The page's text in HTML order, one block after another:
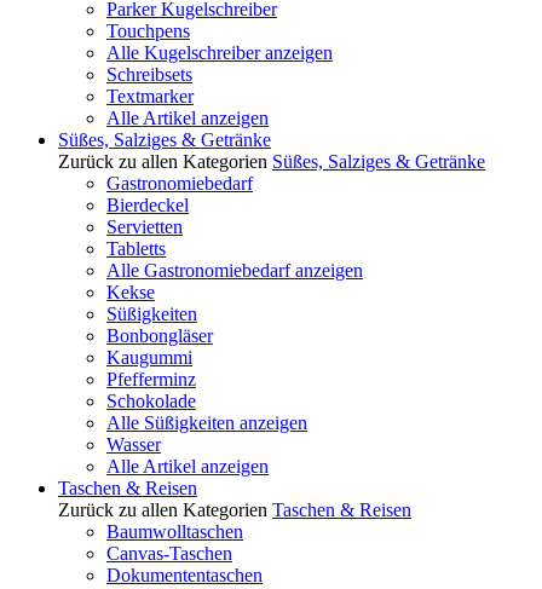
Parker Kugelschreiber
Touchpens
Alle Kugelschreiber anzeigen
Schreibsets
Textmarker
Alle Artikel anzeigen
Süßes, Salziges & Getränke
Zurück zu allen Kategorien Süßes, Salziges & Getränke
Gastronomiebedarf
Bierdeckel
Servietten
Tabletts
Alle Gastronomiebedarf anzeigen
Kekse
Süßigkeiten
Bonbongläser
Kaugummi
Pfefferminz
Schokolade
Alle Süßigkeiten anzeigen
Wasser
Alle Artikel anzeigen
Taschen & Reisen
Zurück zu allen Kategorien Taschen & Reisen
Baumwolltaschen
Canvas-Taschen
Dokumententaschen